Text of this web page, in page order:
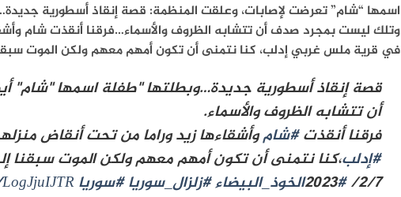
اسمها “شام” تعرضت لإصابات، وعلقت المنظمة: قصة إنقاذ أسطورية
وتلك ليست بمجرد صدف أن تتشابه الظروف والأسماء…فرقنا أنقذت شام
في قرية ملس غربي إدلب، كنا نتمنى أن تكون أمهم معهم ولكن الموت
قصة إنقاذ أسطورية جديدة…وبطلتها "طفلة اسمها "شام"
أن تتشابه الظروف والأسماء.
فرقنا أنقذت#شاموأشقاءها زيد وراما من تحت أنقاض
#إدلب،كنا نتمنى أن تكون أمهم معهم ولكن الموت سبقنا
2/7/ 2023 #الخوذ_البيضاء #زلزال_سوريا #سوريا